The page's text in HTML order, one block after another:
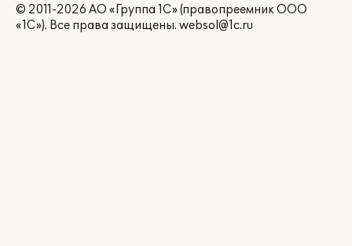
© 2011-2026 АО «Группа 1С» (правопреемник ООО
«1С»). Все права защищены. websol@1c.ru